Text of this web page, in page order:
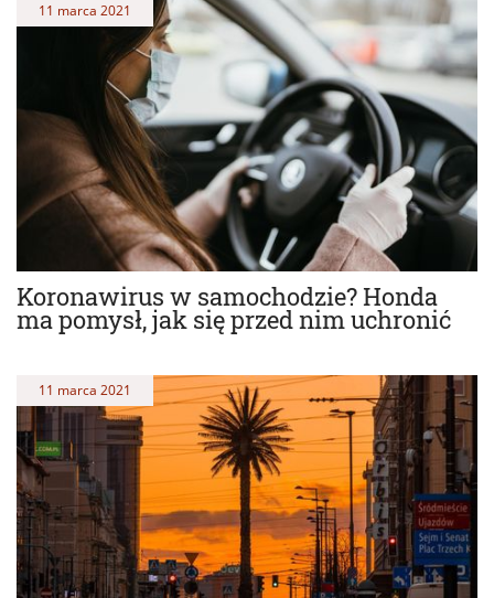
Koronawirus w samochodzie? Honda
ma pomysł, jak się przed nim uchronić
11 marca 2021
11 marca 2021